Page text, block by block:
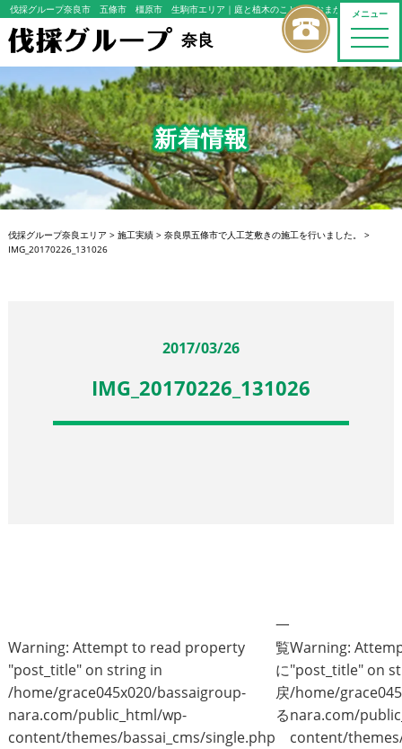
メニュー
toggle
伐採グループ奈良市 五條市 橿原市 生駒市エリア ｜庭と植木のことならおまかせください
奈良
新着情報
伐採グループ奈良エリア > 施工実績> 奈良県五條市で人工芝敷きの施工を行いました。
>
IMG_20170226_131026
2017/03/26
IMG_20170226_131026
Warning: Attempt to read property
"post_title" on string in
/home/grace045x020/bassaigroup-
nara.com/public_html/wp-
content/themes/bassai_cms/single.php
一
覧
に
戻
る
Warning:
"post_title" on
/home/
nara.com/
content/